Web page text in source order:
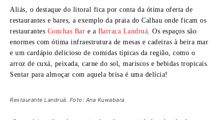
Aliás, o destaque do litoral fica por conta da ótima oferta de
restaurantes e bares, a exemplo da praia do Calhau onde ficam os
restaurantes Conchas Bar e a Barraca Landruá. Os espaços são
enormes com ótima infraestrutura de mesas e cadeiras à beira mar
e um cardápio delicioso de comidas típicas da região, como o
arroz de cuxá, peixada, carne do sol, mariscos e bebidas tropicais.
Sentar para almoçar com aquela brisa é uma delícia!
Restaurante Landruá. Foto: Ana Kuwabara